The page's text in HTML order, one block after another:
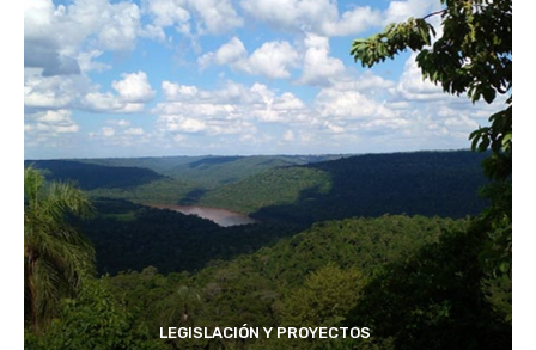
LEGISLACIÓN Y PROYECTOS